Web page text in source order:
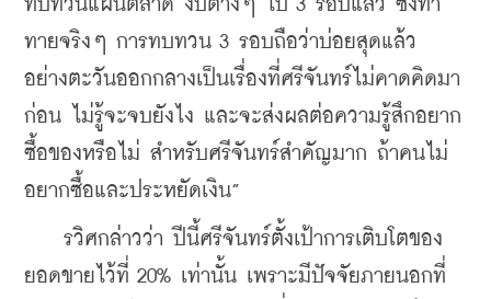
ทบทวนแผนตลาด งบต่างๆ ไป 3 รอบแล้ว ซึ่งท้า
ทายจริงๆ การทบทวน 3 รอบถือว่าบ่อยสุดแล้ว
อย่างตะวันออกกลางเป็นเรื่องที่ศรีจันทร์ไม่คาดคิดมา
ก่อน ไม่รู้จะจบยังไง และจะส่งผลต่อความรู้สึกอยาก
ซื้อของหรือไม่ สำหรับศรีจันทร์สำคัญมาก ถ้าคนไม่
อยากซื้อและประหยัดเงิน”
รวิศกล่าวว่า ปีนี้ศรีจันทร์ตั้งเป้าการเติบโตของ
ยอดขายไว้ที่ 20% เท่านั้น เพราะมีปัจจัยภายนอกที่